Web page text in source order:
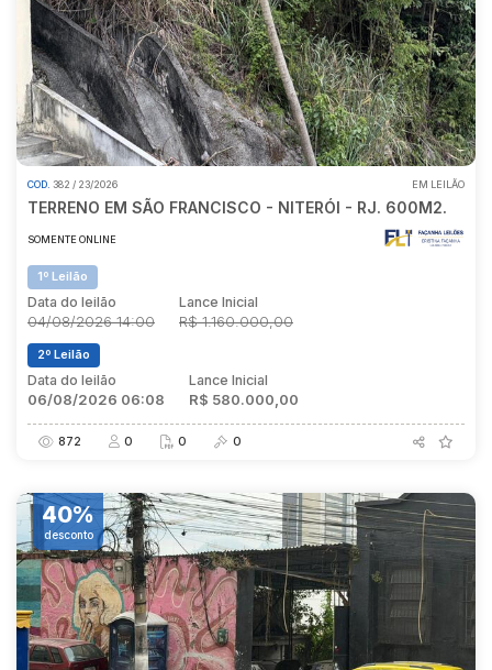
COD. 382 / 23/2026 EM LEILÃO
TERRENO EM SÃO FRANCISCO - NITERÓI - RJ. 600M2.
SOMENTE ONLINE
1º Leilão
Data do leilão
04/08/2026 14:00
Lance Inicial
R$ 1.160.000,00
2º Leilão
Data do leilão
06/08/2026 06:08
Lance Inicial
R$ 580.000,00
872 0 0 0
40%
desconto